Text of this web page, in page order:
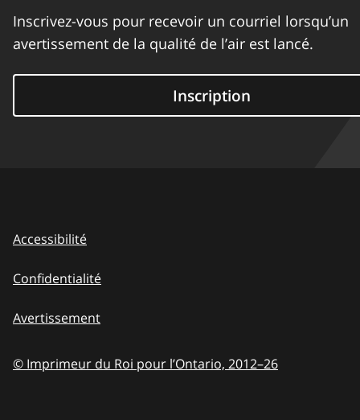
Inscrivez-vous pour recevoir un courriel lorsqu’un
avertissement de la qualité de l’air est lancé.
Inscription
Accessibilité
Confidentialité
Avertissement
© Imprimeur du Roi pour l’Ontario, 2012–26